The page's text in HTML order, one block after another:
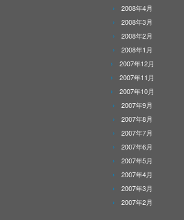
2008年4月
2008年3月
2008年2月
2008年1月
2007年12月
2007年11月
2007年10月
2007年9月
2007年8月
2007年7月
2007年6月
2007年5月
2007年4月
2007年3月
2007年2月